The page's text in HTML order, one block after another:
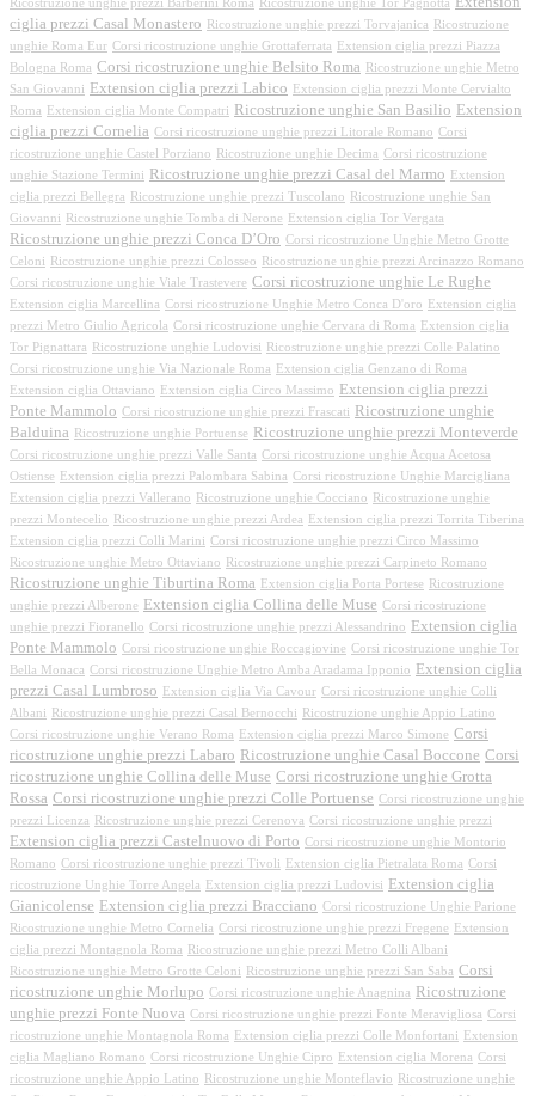
Ricostruzione unghie prezzi Barberini Roma
Ricostruzione unghie Tor Pagnotta
ciglia prezzi Casal Monastero
Ricostruzione unghie prezzi Torvajanica
Ricostruzione
unghie Roma Eur Corsi ricostruzione unghie Grottaferrata
Extension ciglia prezzi Piazza
Bologna Roma Corsi ricostruzione unghie Belsito Roma
Ricostruzione unghie Metro
San Giovanni
Extension ciglia prezzi Labico
Extension ciglia prezzi Monte Cervialto
Roma
Extension ciglia Monte Compatri Ricostruzione unghie San Basilio Extension
ciglia prezzi Cornelia Corsi ricostruzione unghie prezzi Litorale Romano Corsi
ricostruzione unghie Castel Porziano
Ricostruzione unghie Decima Corsi ricostruzione
unghie Stazione Termini
Ricostruzione unghie prezzi Casal del Marmo
Extension
ciglia prezzi Bellegra
Ricostruzione unghie prezzi Tuscolano
Ricostruzione unghie San
Giovanni
Ricostruzione unghie Tomba di Nerone Extension ciglia Tor Vergata
Ricostruzione unghie prezzi Conca D’Oro Corsi ricostruzione Unghie Metro Grotte
Celoni
Ricostruzione unghie prezzi Colosseo
Ricostruzione unghie prezzi Arcinazzo Romano
Corsi ricostruzione unghie Viale Trastevere Corsi ricostruzione unghie Le Rughe
Extension ciglia Marcellina Corsi ricostruzione Unghie Metro Conca D'oro
Extension ciglia
prezzi Metro Giulio Agricola Corsi ricostruzione unghie Cervara di Roma
Extension ciglia
Tor Pignattara
Ricostruzione unghie Ludovisi
Ricostruzione unghie prezzi Colle Palatino
Corsi ricostruzione unghie Via Nazionale Roma
Extension ciglia Genzano di Roma
Extension ciglia Ottaviano
Extension ciglia Circo Massimo
Extension ciglia prezzi
Ponte Mammolo Corsi ricostruzione unghie prezzi Frascati
Ricostruzione unghie
Balduina
Ricostruzione unghie Portuense Ricostruzione unghie prezzi Monteverde
Corsi ricostruzione unghie prezzi Valle Santa Corsi ricostruzione unghie Acqua Acetosa
Ostiense
Extension ciglia prezzi Palombara Sabina Corsi ricostruzione Unghie Marcigliana
Extension ciglia prezzi Vallerano
Ricostruzione unghie Cocciano
Ricostruzione unghie
prezzi Montecelio
Ricostruzione unghie prezzi Ardea
Extension ciglia prezzi Torrita Tiberina
Extension ciglia prezzi Colli Marini Corsi ricostruzione unghie prezzi Circo Massimo
Ricostruzione unghie Metro Ottaviano
Ricostruzione unghie prezzi Carpineto Romano
Ricostruzione unghie Tiburtina Roma Extension ciglia Porta Portese
Ricostruzione
unghie prezzi Alberone
Extension ciglia Collina delle Muse Corsi ricostruzione
unghie prezzi Fioranello Corsi ricostruzione unghie prezzi Alessandrino
Extension ciglia
Ponte Mammolo Corsi ricostruzione unghie Roccagiovine Corsi ricostruzione unghie Tor
Bella Monaca Corsi ricostruzione Unghie Metro Amba Aradama Ipponio
Extension ciglia
prezzi Casal Lumbroso
Extension ciglia Via Cavour Corsi ricostruzione unghie Colli
Albani
Ricostruzione unghie prezzi Casal Bernocchi
Ricostruzione unghie Appio Latino
Corsi ricostruzione unghie Verano Roma
Extension ciglia prezzi Marco Simone Corsi
ricostruzione unghie prezzi Labaro Ricostruzione unghie Casal Boccone Corsi
ricostruzione unghie Collina delle Muse Corsi ricostruzione unghie Grotta
Rossa Corsi ricostruzione unghie prezzi Colle Portuense Corsi ricostruzione unghie
prezzi Licenza
Ricostruzione unghie prezzi Cerenova Corsi ricostruzione unghie prezzi
Extension ciglia prezzi Castelnuovo di Porto Corsi ricostruzione unghie Montorio
Romano Corsi ricostruzione unghie prezzi Tivoli Extension ciglia Pietralata Roma Corsi
ricostruzione Unghie Torre Angela
Extension ciglia prezzi Ludovisi
Extension ciglia
Gianicolense Extension ciglia prezzi Bracciano Corsi ricostruzione Unghie Parione
Ricostruzione unghie Metro Cornelia Corsi ricostruzione unghie prezzi Fregene
Extension
ciglia prezzi Montagnola Roma
Ricostruzione unghie prezzi Metro Colli Albani
Ricostruzione unghie Metro Grotte Celoni
Ricostruzione unghie prezzi San Saba Corsi
ricostruzione unghie Morlupo Corsi ricostruzione unghie Anagnina
Ricostruzione
unghie prezzi Fonte Nuova Corsi ricostruzione unghie prezzi Fonte Meravigliosa Corsi
ricostruzione unghie Montagnola Roma
Extension ciglia prezzi Colle Monfortani
Extension
ciglia Magliano Romano Corsi ricostruzione Unghie Cipro Extension ciglia Morena Corsi
ricostruzione unghie Appio Latino
Ricostruzione unghie Monteflavio
Ricostruzione unghie